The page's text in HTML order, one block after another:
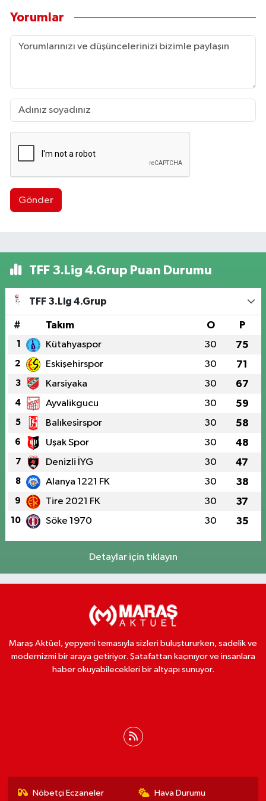
Yorumlar
Gönder
TFF 3.Lig 4.Grup Puan Durumu
TFF 3.Lig 4.Grup
# Takım O P
1 Kütahyaspor 30 75
2 Eskişehirspor 30 71
3 Karsiyaka 30 67
4 Ayvalikgucu 30 59
5 Balıkesirspor 30 58
6 Uşak Spor 30 48
7 Denizli İYG 30 47
8 Alanya 1221 FK 30 38
9 Tire 2021 FK 30 37
10 Söke 1970 30 35
Detaylar için tıklayın
Maraş Aktüel, yepyeni temasıyla sizleri buluştururken, sadelik ve
modernizmi bir araya getiriyor. Şatafattan kaçınıyor ve insanlara
haber okuyabilecekleri bir altyapı sunuyor.
Nöbetçi Eczaneler Hava Durumu